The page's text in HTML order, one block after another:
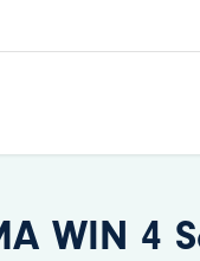
WIN 4